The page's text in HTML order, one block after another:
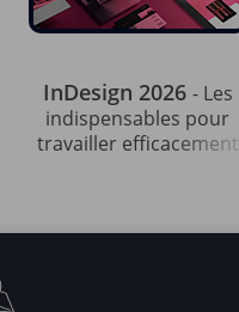
InDesign 2026 - Les
indispensables pour
travailler efficacement